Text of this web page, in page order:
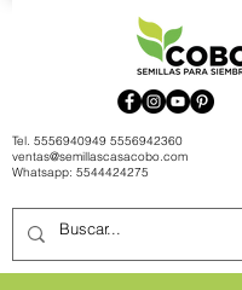
Tel. 5556940949 5556942360
ventas@semillascasacobo.com
Whatsapp: 5544424275